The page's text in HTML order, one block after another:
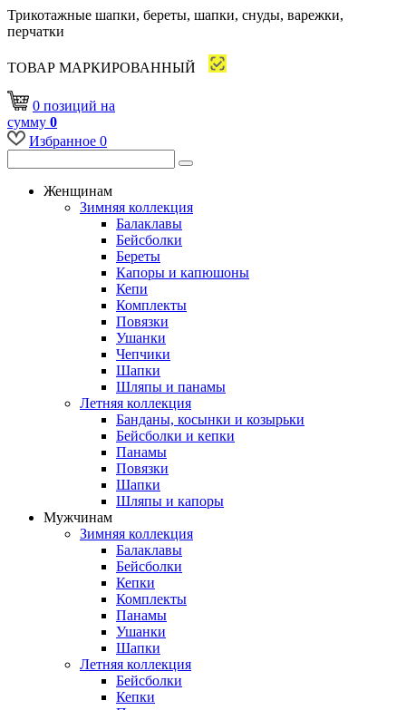
Трикотажные шапки, береты, шапки, снуды, варежки,
перчатки
ТОВАР МАРКИРОВАННЫЙ
0 позиций на
сумму 0
Избранное 0
Женщинам
Зимняя коллекция
Балаклавы
Бейсболки
Береты
Капоры и капюшоны
Кепи
Комплекты
Повязки
Ушанки
Чепчики
Шапки
Шляпы и панамы
Летняя коллекция
Банданы, косынки и козырьки
Бейсболки и кепки
Панамы
Повязки
Шапки
Шляпы и капоры
Мужчинам
Зимняя коллекция
Балаклавы
Бейсболки
Кепки
Комплекты
Панамы
Ушанки
Шапки
Летняя коллекция
Бейсболки
Кепки